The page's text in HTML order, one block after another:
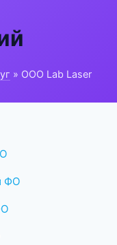
» ООО Lab Laser
ФО